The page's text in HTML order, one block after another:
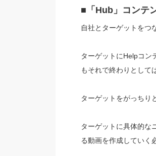
■「Hub」コンテ
自社とターゲットをつ
ターゲットにHelpコン
もそれで終わりとして
ターゲットをがっちり
ターゲットに具体的な
る動画を作成していく